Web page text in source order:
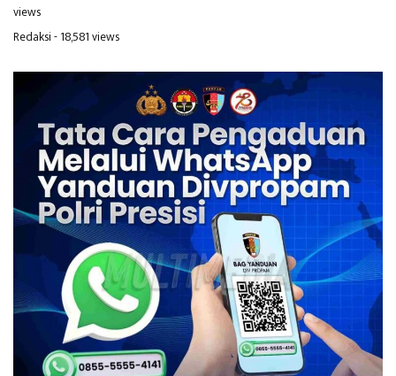
views
Redaksi- 18,581 views